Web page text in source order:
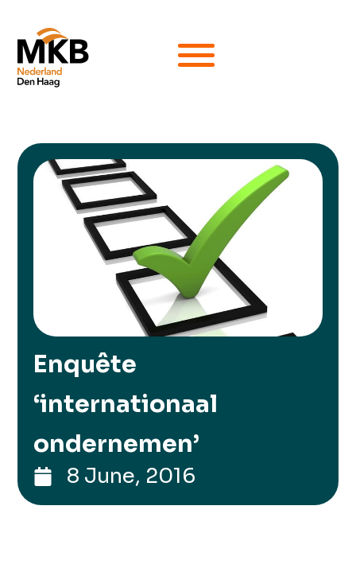
Enquête
‘internationaal
ondernemen’
8 June, 2016